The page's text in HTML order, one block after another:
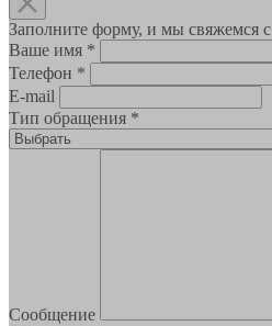
Заполните форму, и мы свяжемся
Ваше имя *
Телефон *
E-mail
Тип обращения *
Сообщение